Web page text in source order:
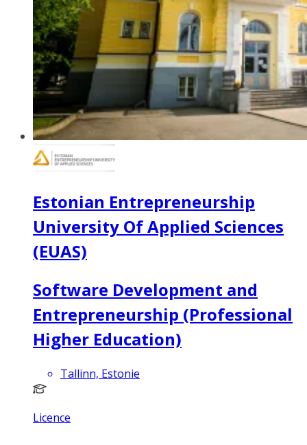
Estonian Entrepreneurship
University Of Applied Sciences
(EUAS)
Software Development and
Entrepreneurship (Professional
Higher Education)
Tallinn, Estonie
Licence